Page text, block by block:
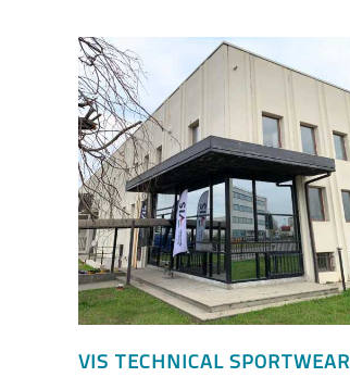
VIS TECHNICAL SPORTWEAR